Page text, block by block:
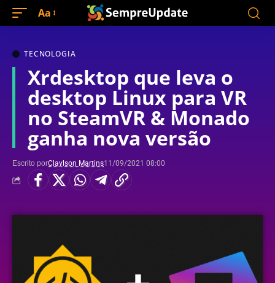
Aa
TECNOLOGIA
Xrdesktop que leva o
desktop Linux para VR
no SteamVR & Monado
ganha nova versão
Escrito porClaylson Martins11/09/2021 08:00